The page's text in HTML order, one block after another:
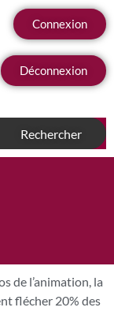
Connexion
Déconnexion
de l’animation, la
flécher 20% des